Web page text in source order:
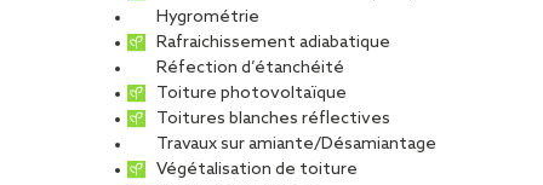
Hygrométrie
Rafraichissement adiabatique
Réfection d’étanchéité
Toiture photovoltaïque
Toitures blanches réflectives
Travaux sur amiante/Désamiantage
Végétalisation de toiture